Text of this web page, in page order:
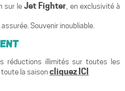
sur leJet Fighter, en exclusivité à
Souvenir inoubliable.
réductions illimités sur toutes les
la saison cliquez ICI